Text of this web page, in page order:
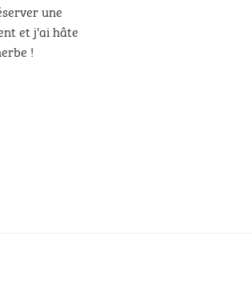
une
et j'ai hâte
!